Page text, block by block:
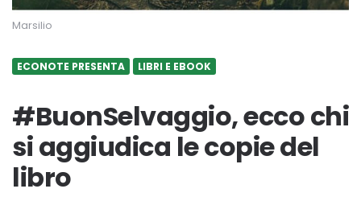
Marsilio
ECONOTE PRESENTA LIBRI E EBOOK
#BuonSelvaggio, ecco chi
si aggiudica le copie del
libro